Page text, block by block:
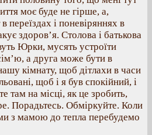
моє буде не гірше, а,
переїздах і поневіряннях в
здоров’я. Столова і батькова
Юрки, мусять устроїти
а друга може бути в
кімнату, щоб дітлахи в часи
щоб і я був спокійний, і
там на місці, як це зробить,
Порадьтесь. Обміркуйте. Коли
з мамою до тепла перебудемо